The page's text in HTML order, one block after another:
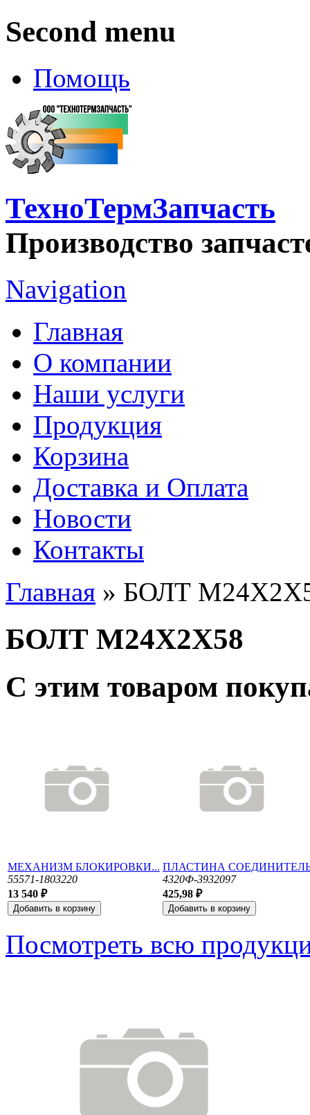
Second menu
Помощь
ТехноТермЗапчасть
Производство
Navigation
Главная
О компании
Наши услуги
Продукция
Корзина
Доставка и Оплата
Новости
Контакты
Вы здесь
Главная » БОЛТ
БОЛТ М24Х2Х58
С этим товаром
МЕХАНИЗМ БЛОКИРОВКИ...
55571-1803220
13 540 ₽
ПЛАСТИНА
4320Ф-3932097
425,98 ₽
Посмотреть всю